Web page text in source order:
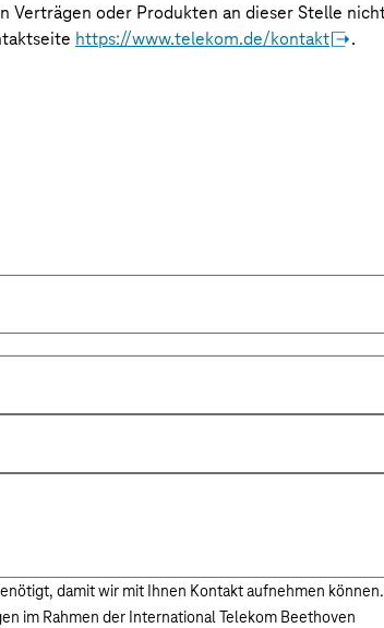
Verträgen oder Produkten an dieser Stelle
https://www.telekom.de/kontakt
.
damit wir mit Ihnen Kontakt aufnehmen können.
im Rahmen der International Telekom Beethoven